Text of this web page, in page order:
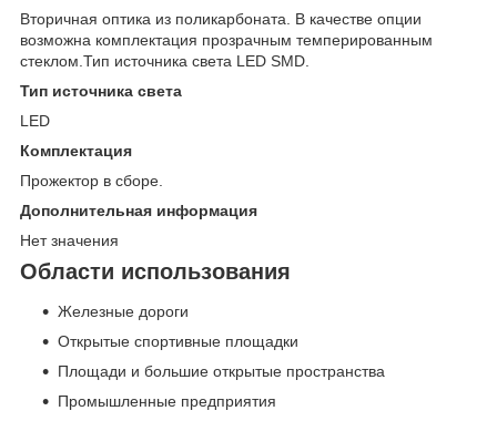
Вторичная оптика из поликарбоната. В качестве опции
возможна комплектация прозрачным темперированным
стеклом.Тип источника света LED SMD.
Тип источника света
LED
Комплектация
Прожектор в сборе.
Дополнительная информация
Нет значения
Области использования
Железные дороги
Открытые спортивные площадки
Площади и большие открытые пространства
Промышленные предприятия